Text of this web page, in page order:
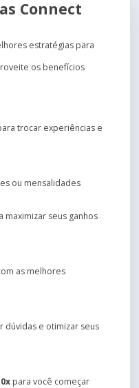
Connect
estratégias para
os benefícios
trocar experiências e
ou mensalidades
maximizar seus ganhos
as melhores
dúvidas e otimizar seus
para você começar